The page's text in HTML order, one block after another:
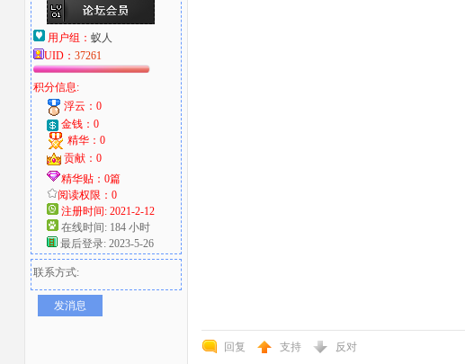
用户组： 蚁人
UID： 37261
积分信息:
浮云：0
金钱：0
精华：0
贡献：0
精华贴：0篇
阅读权限：0
注册时间: 2021-2-12
在线时间: 184 小时
最后登录: 2023-5-26
联系方式:
发消息
回复 支持 反对